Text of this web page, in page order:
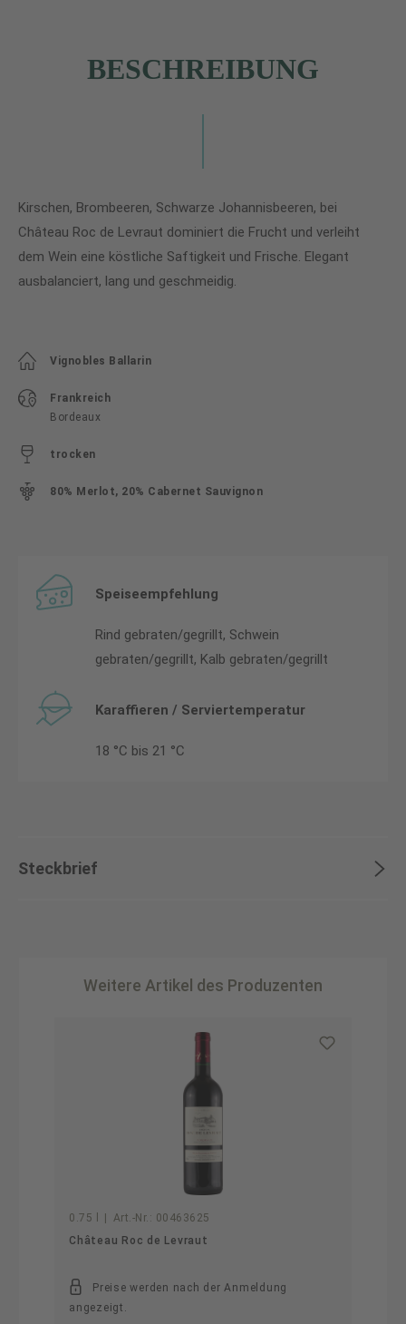
BESCHREIBUNG
Kirschen, Brombeeren, Schwarze Johannisbeeren, bei
Château Roc de Levraut dominiert die Frucht und verleiht
dem Wein eine köstliche Saftigkeit und Frische. Elegant
ausbalanciert, lang und geschmeidig.
Vignobles Ballarin
Frankreich
Bordeaux
trocken
80% Merlot, 20% Cabernet Sauvignon
Speiseempfehlung
Rind gebraten/gegrillt, Schwein
gebraten/gegrillt, Kalb gebraten/gegrillt
Karaffieren / Serviertemperatur
18 °C bis 21 °C
Steckbrief
Weitere Artikel des Produzenten
0.75 l Art.-Nr.: 00463625
Château Roc de Levraut
Preise werden nach der Anmeldung
angezeigt.